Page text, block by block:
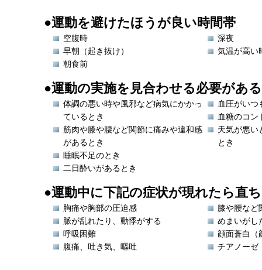
●運動を避けたほうが良い時間帯
空腹時
早朝（起き抜け）
朝食前
深夜
気温が高い
●運動の実施を見合わせる必要があ
体調の悪い時や風邪など病気にかかっ
ているとき
筋肉や膝や腰など関節に痛みや違和感
があるとき
睡眠不足のとき
二日酔いがあるとき
血圧がいつ
血糖のコン
天気が悪い
とき
●運動中に下記の症状が現れたら直
胸痛や胸部の圧迫感
脈が乱れたり、動悸がする
呼吸困難
腹痛、吐き気、嘔吐
膝や腰など
めまいがし
顔面蒼白（
チアノーゼ